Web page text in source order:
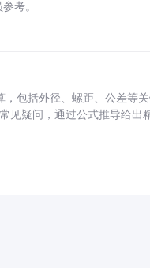
考。
包括外径、螺距、公差等
见疑问，通过公式推导给